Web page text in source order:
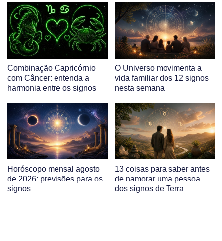
Combinação Capricórnio
com Câncer: entenda a
harmonia entre os signos
O Universo movimenta a
vida familiar dos 12 signos
nesta semana
Horóscopo mensal agosto
de 2026: previsões para os
signos
13 coisas para saber antes
de namorar uma pessoa
dos signos de Terra